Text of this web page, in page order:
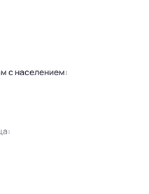
с населением: